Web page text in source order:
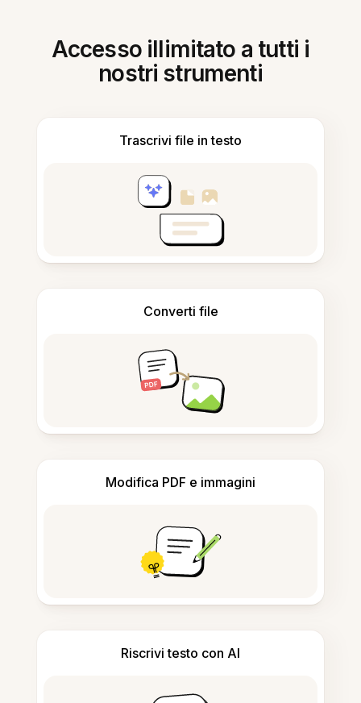
Accesso illimitato a tutti i
nostri strumenti
Trascrivi file in testo
Converti file
Modifica PDF e immagini
Riscrivi testo con AI